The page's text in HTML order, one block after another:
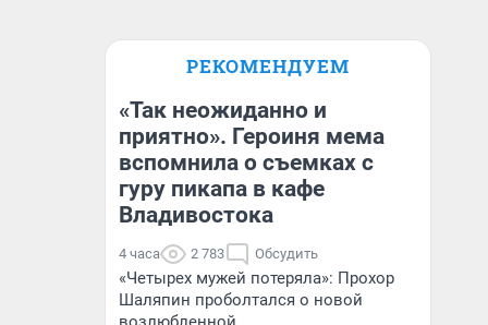
РЕКОМЕНДУЕМ
«Так неожиданно и
приятно». Героиня мема
вспомнила о съемках с
гуру пикапа в кафе
Владивостока
4 часа 2 783 Обсудить
«Четырех мужей потеряла»: Прохор
Шаляпин проболтался о новой